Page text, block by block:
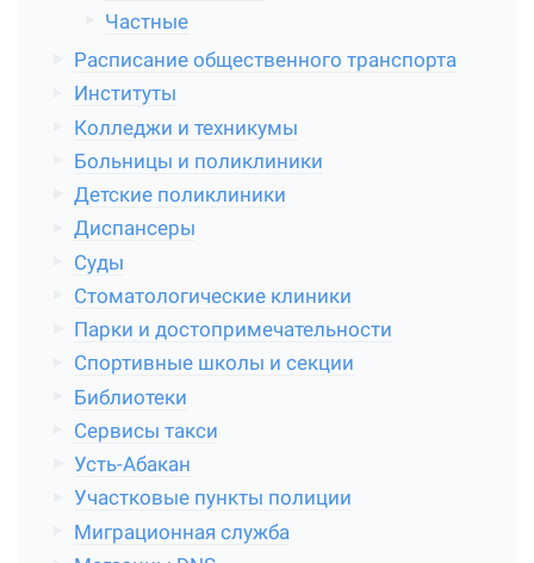
Частные
Расписание общественного транспорта
Институты
Колледжи и техникумы
Больницы и поликлиники
Детские поликлиники
Диспансеры
Суды
Стоматологические клиники
Парки и достопримечательности
Спортивные школы и секции
Библиотеки
Сервисы такси
Усть-Абакан
Участковые пункты полиции
Миграционная служба